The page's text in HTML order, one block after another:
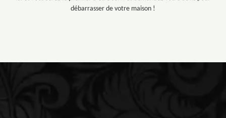
débarrasser de votre maison !